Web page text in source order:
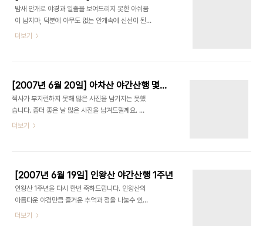
밤새 안개로 야경과 일출을 보여드리지 못한 아쉬움
이 남지마, 덕분에 아무도 없는 안개속에 신선이 된듯
한 호젖한 산행이어서 좋았습니다. 참석하신 산새소
웠습니다. " 산을 사랑하는 마음, 산우를 배려하는 마
음, 산 앞에서 겸손한 마음" 항상 변하지 말자고요. -
-- 자 시작합니다 --- 불암산 공원에서 불암산 정상
작은 슬랩구간에서 안개의 모습을 담아보았습니다.
철모바위 폼이 잼나요 ㅎㅎ 수락산 정상 신선이 따로
- 안개로 못본 "불암산 야경"과 "수락산 일출" 대신
더보기
[2007년 6월 20일] 아차산 야간산행 몇장...
찍사가 부지런하지 못해 많은 사진을 남기지는 못했
습니다. 좀더 좋은 날 많은 사진을 남겨드릴께요. 즐
거운 산행이었습니다. 수고하신 벙개장님 그리고 멋
더보기
[2007년 6월 19일] 인왕산 야간산행 1주년
인왕산 1주년을 다시 한번 축하드립니다. 인왕산의
아름다운 야경만큼 즐거운 추억과 정을 나눌수 있는
인왕산 야간산행이기를 기원합니다. 참석하신 인왕
더보기